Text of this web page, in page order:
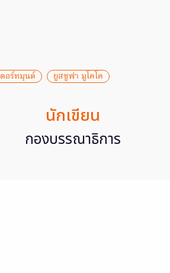
ดอร์ทมุนด์ ยูสซูฟา มูโคโค
นักเขียน
กองบรรณาธิการ